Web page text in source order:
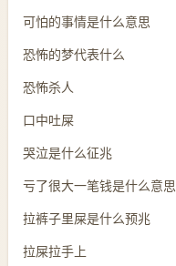
可怕的事情是什么意思
恐怖的梦代表什么
恐怖杀人
口中吐屎
哭泣是什么征兆
亏了很大一笔钱是什么意思
拉裤子里屎是什么预兆
拉屎拉手上